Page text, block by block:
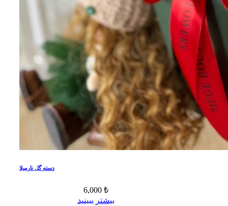
دسته گل نارمیلا
6,000 ₺
بیشتر ببینید